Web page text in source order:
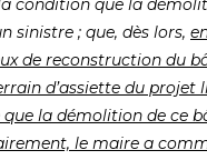
condition que la
sinistre ; que, dès lors,
de reconstruction du
d’assiette du projet
la démolition de ce
le maire a